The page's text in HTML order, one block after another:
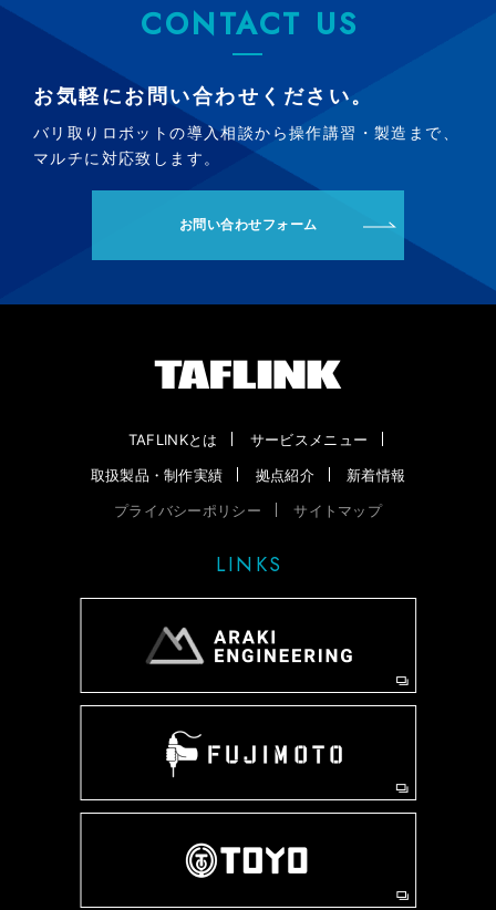
CONTACT US
お気軽にお問い合わせください。
バリ取りロボットの導入相談から操作講習・製造まで、
マルチに対応致します。
お問い合わせフォーム
TAFLINKとは
サービスメニュー
取扱製品・制作実績
拠点紹介
新着情報
プライバシーポリシー
サイトマップ
LINKS